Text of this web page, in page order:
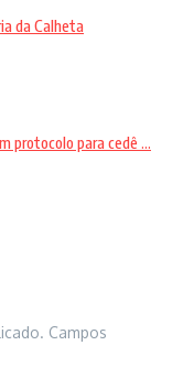
da Calheta
protocolo para cedê ...
Campos